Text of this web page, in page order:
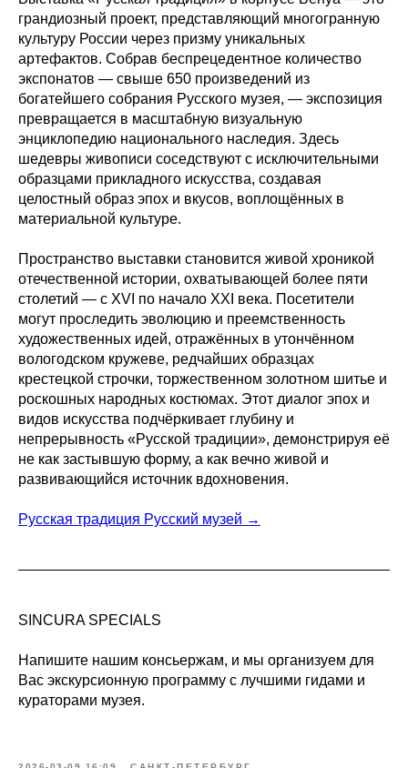
грандиозный проект, представляющий многогранную
культуру России через призму уникальных
артефактов. Собрав беспрецедентное количество
экспонатов — свыше 650 произведений из
богатейшего собрания Русского музея, — экспозиция
превращается в масштабную визуальную
энциклопедию национального наследия. Здесь
шедевры живописи соседствуют с исключительными
образцами прикладного искусства, создавая
целостный образ эпох и вкусов, воплощённых в
материальной культуре.
Пространство выставки становится живой хроникой
отечественной истории, охватывающей более пяти
столетий — с XVI по начало XXI века. Посетители
могут проследить эволюцию и преемственность
художественных идей, отражённых в утончённом
вологодском кружеве, редчайших образцах
крестецкой строчки, торжественном золотном шитье и
роскошных народных костюмах. Этот диалог эпох и
видов искусства подчёркивает глубину и
непрерывность «Русской традиции», демонстрируя её
не как застывшую форму, а как вечно живой и
развивающийся источник вдохновения.
Русская традиция Русский музей →
SINCURA SPECIALS
Напишите нашим консьержам, и мы организуем для
Вас экскурсионную программу с лучшими гидами и
кураторами музея.